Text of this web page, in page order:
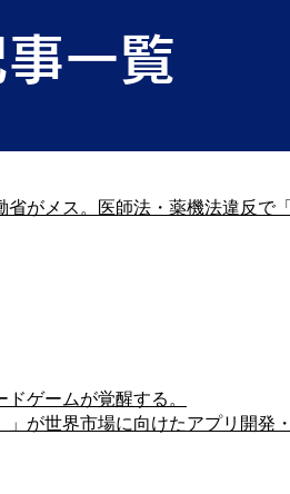
一覧
がメス。医師法・薬機法違反で
ゲームが覚醒する。
が世界市場に向けたアプリ開発